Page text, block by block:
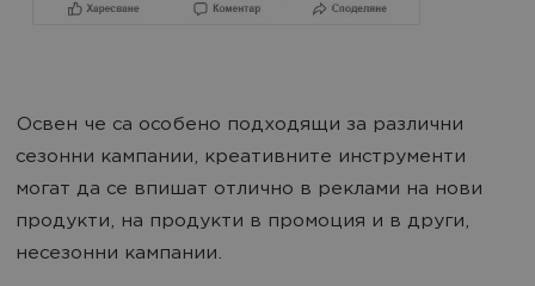
Освен че са особено подходящи за различни
сезонни кампании, креативните инструменти
могат да се впишат отлично в реклами на нови
продукти, на продукти в промоция и в други,
несезонни кампании.